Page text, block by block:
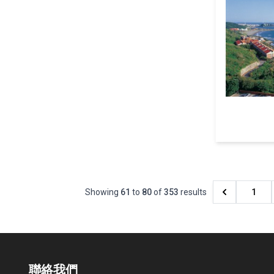
Showing 61 to 80of353 results 1
聯絡我們